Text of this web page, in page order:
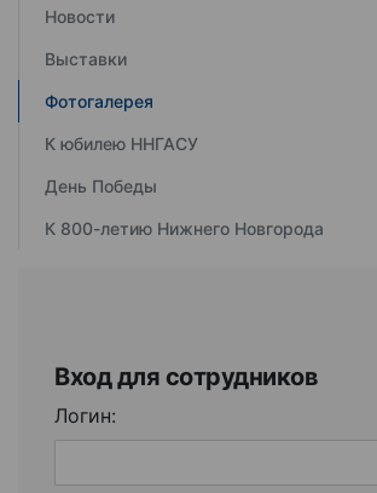
Новости
Выставки
Фотогалерея
К юбилею ННГАСУ
День Победы
К 800-летию Нижнего Новгорода
Вход для сотрудников
Логин: